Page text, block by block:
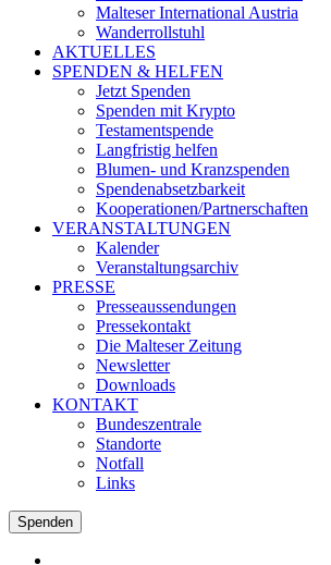
Malteser International Austria
Wanderrollstuhl
AKTUELLES
SPENDEN & HELFEN
Jetzt Spenden
Spenden mit Krypto
Testamentspende
Langfristig helfen
Blumen- und Kranzspenden
Spendenabsetzbarkeit
Kooperationen/Partnerschaften
VERANSTALTUNGEN
Kalender
Veranstaltungsarchiv
PRESSE
Presseaussendungen
Pressekontakt
Die Malteser Zeitung
Newsletter
Downloads
KONTAKT
Bundeszentrale
Standorte
Notfall
Links
Spenden